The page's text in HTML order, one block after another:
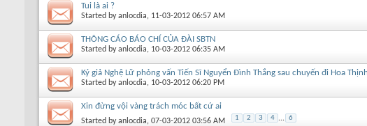
Tui là ai ?
Started byanlocdia, 11-03-2012 06:57 AM
THÔNG CÁO BÁO CHÍ CỦA ĐÀI SBTN
Started byanlocdia, 10-03-2012 06:35 AM
Ký giả Nghệ Lữ phỏng vấn Tiến Sĩ Nguyển Đình Thắng sau chuyến đi Hoa
Started byanlocdia, 10-03-2012 06:20 PM
Xin đừng vội vàng trách móc bất cứ ai
Started byanlocdia, 07-03-2012 03:56 AM 1 2 3 4 ... 6